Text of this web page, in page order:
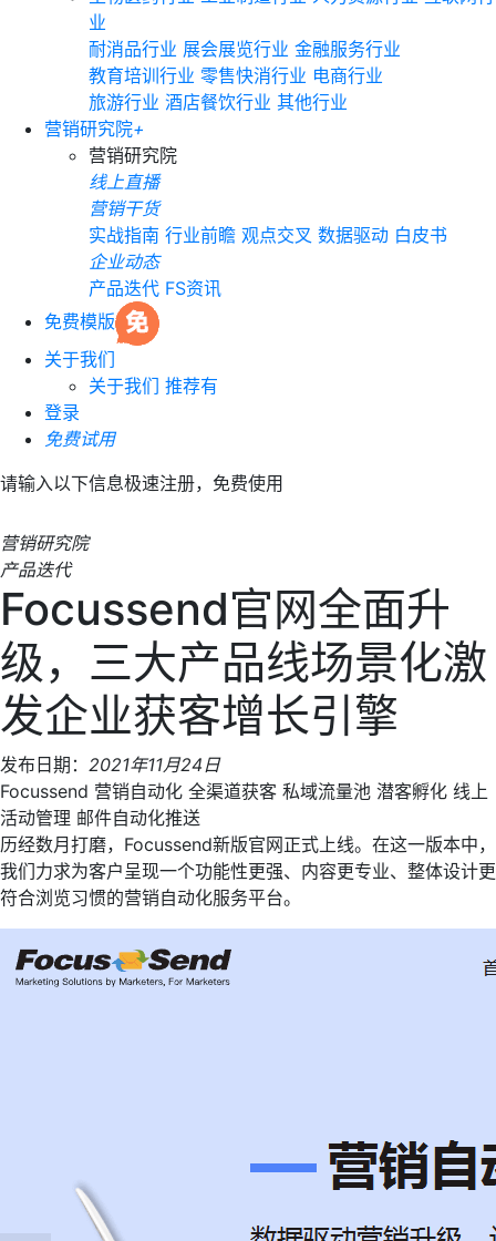
业
耐消品行业 展会展览行业 金融服务行业
教育培训行业 零售快消行业 电商行业
旅游行业 酒店餐饮行业 其他行业
营销研究院+
营销研究院
线上直播
营销干货
实战指南 行业前瞻 观点交叉 数据驱动 白皮书
企业动态
产品迭代 FS资讯
免费模版
关于我们
关于我们 推荐有
登录
免费试用
请输入以下信息极速注册，免费使用
营销研究院
产品迭代
Focussend官网全面升
级，三大产品线场景化激
发企业获客增长引擎
发布日期： 2021年11月24日
Focussend 营销自动化 全渠道获客 私域流量池 潜客孵化 线上
活动管理 邮件自动化推送
历经数月打磨，Focussend新版官网正式上线。在这一版本中，
我们力求为客户呈现一个功能性更强、内容更专业、整体设计更
符合浏览习惯的营销自动化服务平台。